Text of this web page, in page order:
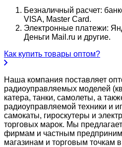
Безналичный расчет:
VISA, Master Card.
Электронные платежи:
Деньги Mail.ru и другие.
Как купить товары оптом?
Наша компания поставляет
радиоуправляемых моделей
катера, танки, самолеты, а
радиоуправляемой техники и
самокаты, гироскутеры и
торговых марок. Мы
фирмам и частным
магазинам и торговым точкам